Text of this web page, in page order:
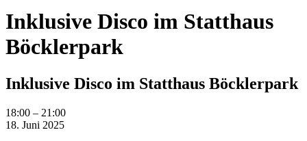
Inklusive Disco im Statthaus
Böcklerpark
Inklusive Disco im Statthaus Böcklerpark
Inklusive
Disco
18:00 – 21:00
18. Juni 2025